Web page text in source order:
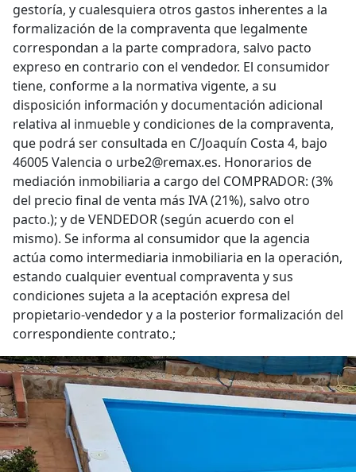
gestoría, y cualesquiera otros gastos inherentes a la
formalización de la compraventa que legalmente
correspondan a la parte compradora, salvo pacto
expreso en contrario con el vendedor. El consumidor
tiene, conforme a la normativa vigente, a su
disposición información y documentación adicional
relativa al inmueble y condiciones de la compraventa,
que podrá ser consultada en C/Joaquín Costa 4, bajo
46005 Valencia o urbe2@remax.es. Honorarios de
mediación inmobiliaria a cargo del COMPRADOR: (3%
del precio final de venta más IVA (21%), salvo otro
pacto.); y de VENDEDOR (según acuerdo con el
mismo). Se informa al consumidor que la agencia
actúa como intermediaria inmobiliaria en la operación,
estando cualquier eventual compraventa y sus
condiciones sujeta a la aceptación expresa del
propietario-vendedor y a la posterior formalización del
correspondiente contrato.;